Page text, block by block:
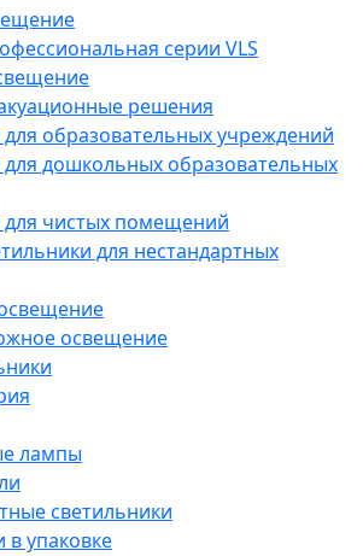
серии VLS
решения
образовательных учреждений
для дошкольных образовательных
для чистых помещений
для нестандартных
освещение
лампы
светильники
в упаковке